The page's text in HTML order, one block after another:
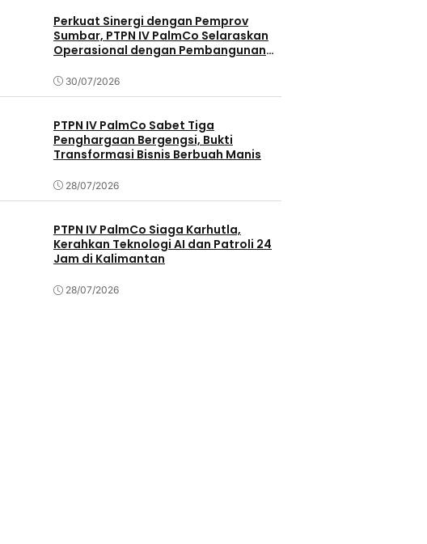
Perkuat Sinergi dengan Pemprov
Sumbar, PTPN IV PalmCo Selaraskan
Operasional dengan Pembangunan
30/07/2026
PTPN IV PalmCo Sabet Tiga
Penghargaan Bergengsi, Bukti
Transformasi Bisnis Berbuah Manis
28/07/2026
PTPN IV PalmCo Siaga Karhutla,
Kerahkan Teknologi AI dan Patroli 24
Jam di Kalimantan
28/07/2026